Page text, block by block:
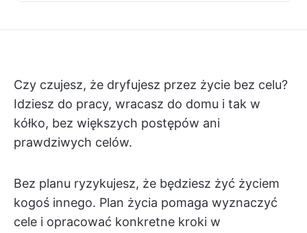
Czy czujesz, że dryfujesz przez życie bez celu?
Idziesz do pracy, wracasz do domu i tak w
kółko, bez większych postępów ani
prawdziwych celów.
Bez planu ryzykujesz, że będziesz żyć życiem
kogoś innego. Plan życia pomaga wyznaczyć
cele i opracować konkretne kroki w